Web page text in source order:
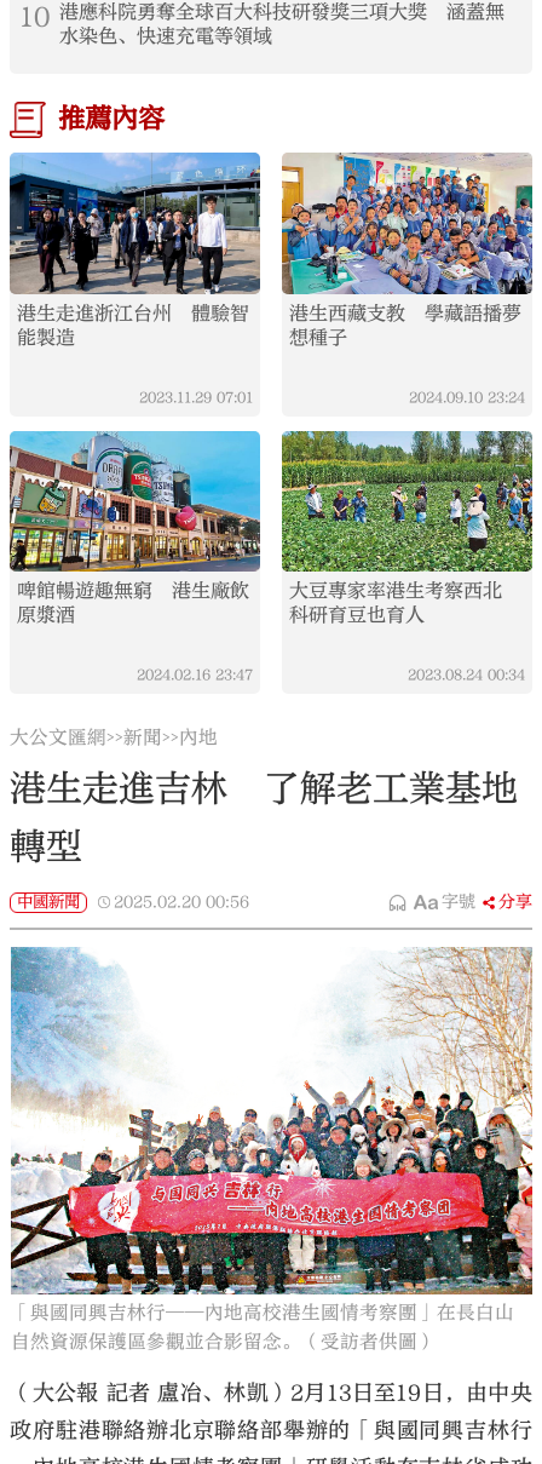
10 港應科院勇奪全球百大科技研發獎三項大獎 涵蓋無
水染色、快速充電等領域
推薦內容
港生走進浙江台州 體驗智
能製造
2023.11.29 07:01
港生西藏支教 學藏語播夢
想種子
2024.09.10 23:24
啤館暢遊趣無窮 港生廠飲
原漿酒
2024.02.16 23:47
大豆專家率港生考察西北
科研育豆也育人
2023.08.24 00:34
大公文匯網>>新聞>>內地
港生走進吉林 了解老工業基地
轉型
中國新聞 2025.02.20 00:56 字號 分享
「與國同興吉林行——內地高校港生國情考察團」在長白山
自然資源保護區參觀並合影留念。（受訪者供圖）
（大公報 記者 盧冶、林凱）2月13日至19日，由中央
政府駐港聯絡辦北京聯絡部舉辦的「與國同興吉林行